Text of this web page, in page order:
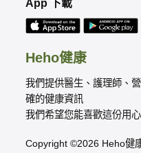
Heho健康
我們提供醫生、護理師、
確的健康資訊
我們希望您能喜歡這份用
Copyright ©2026 Heho健
App 下載